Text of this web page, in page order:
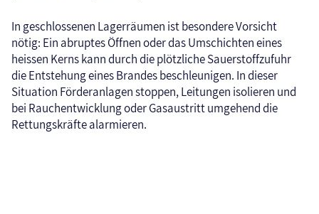
In geschlossenen Lagerräumen ist besondere Vorsicht
nötig: Ein abruptes Öffnen oder das Umschichten eines
heissen Kerns kann durch die plötzliche Sauerstoffzufuhr
die Entstehung eines Brandes beschleunigen. In dieser
Situation Förderanlagen stoppen, Leitungen isolieren und
bei Rauchentwicklung oder Gasaustritt umgehend die
Rettungskräfte alarmieren.